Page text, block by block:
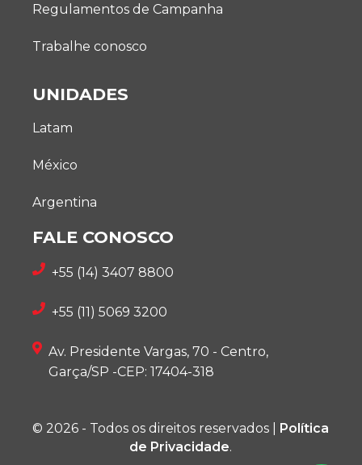
Regulamentos de Campanha
Trabalhe conosco
UNIDADES
Latam
México
Argentina
FALE CONOSCO
+55 (14) 3407 8800
+55 (11) 5069 3200
Av. Presidente Vargas, 70 - Centro,
Garça/SP -CEP: 17404-318
© 2026 - Todos os direitos reservados | Política
de Privacidade.